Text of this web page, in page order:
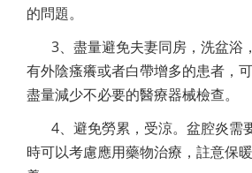
的問題。
3、盡量避免夫妻同房，洗盆浴
有外陰瘙癢或者白帶增多的患者，
盡量減少不必要的醫療器械檢查。
4、避免勞累，受涼。盆腔炎需
時可以考慮應用藥物治療，註意保